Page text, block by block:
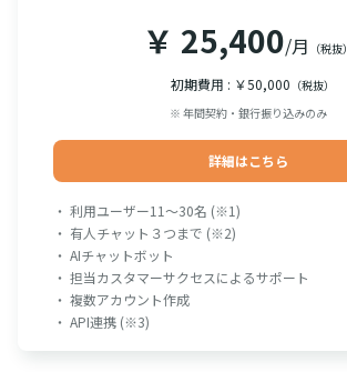
￥ 25,400/月 （税抜）
初期費用 : ￥50,000 （税抜）
※ 年間契約・銀行振り込みのみ
詳細はこちら
・ 利用ユーザー11～30名 (※1)
・ 有人チャット３つまで (※2)
・ AIチャットボット
・ 担当カスタマーサクセスによるサポート
・ 複数アカウント作成
・ API連携 (※3)